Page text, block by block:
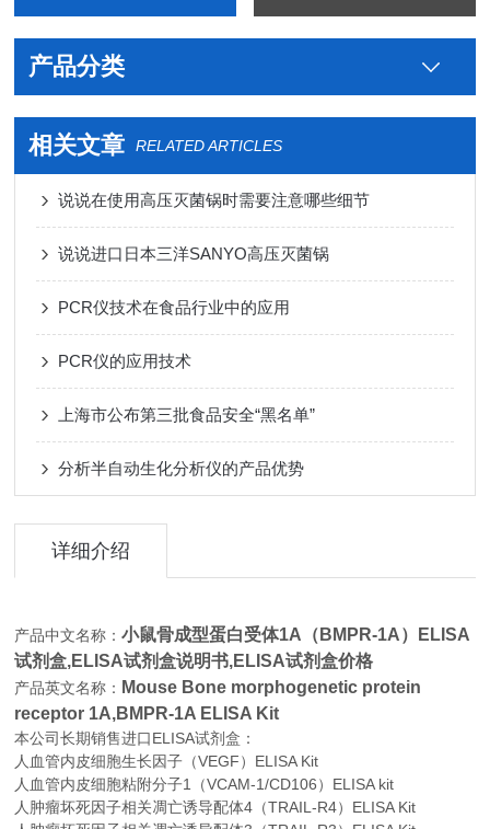
产品分类
相关文章 RELATED ARTICLES
说说在使用高压灭菌锅时需要注意哪些细节
说说进口日本三洋SANYO高压灭菌锅
PCR仪技术在食品行业中的应用
PCR仪的应用技术
上海市公布第三批食品安全“黑名单”
分析半自动生化分析仪的产品优势
详细介绍
产品中文名称：小鼠骨成型蛋白受体1A（BMPR-1A）ELISA
试剂盒,ELISA试剂盒说明书,ELISA试剂盒价格
产品英文名称： Mouse Bone morphogenetic protein
receptor 1A,BMPR-1A ELISA Kit
本公司长期销售进口ELISA试剂盒：
人血管内皮细胞生长因子（VEGF）ELISA Kit
人血管内皮细胞粘附分子1（VCAM-1/CD106）ELISA kit
人肿瘤坏死因子相关凋亡诱导配体4（TRAIL-R4）ELISA Kit